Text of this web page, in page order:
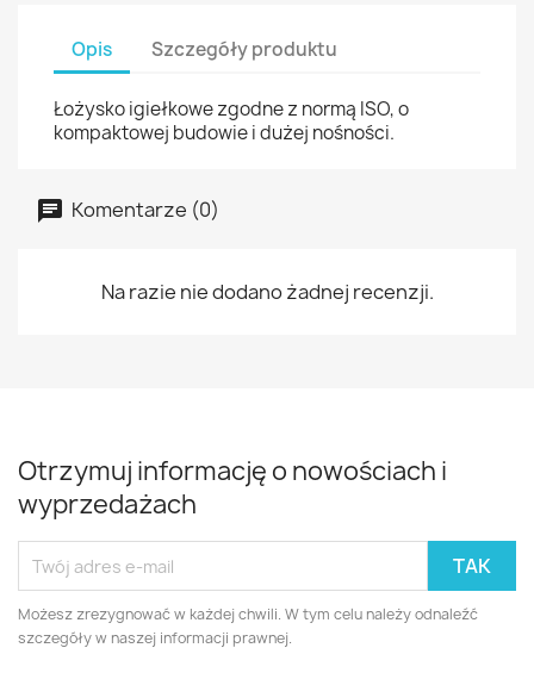
Opis Szczegóły produktu
Łożysko igiełkowe zgodne z normą ISO, o
kompaktowej budowie i dużej nośności.
Komentarze (0)
Na razie nie dodano żadnej recenzji.
Otrzymuj informację o nowościach i
wyprzedażach
Możesz zrezygnować w każdej chwili. W tym celu należy odnaleźć
szczegóły w naszej informacji prawnej.